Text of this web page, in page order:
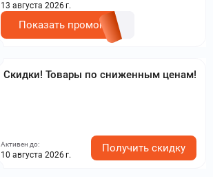
13 августа 2026 г.
Показать промокод
Скидки! Товары по сниженным ценам!
Активен до:
10 августа 2026 г.
Получить скидку